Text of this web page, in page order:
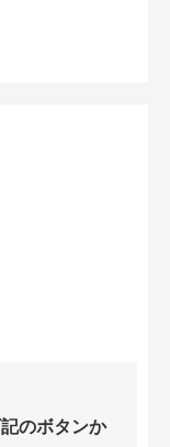
のボタンか